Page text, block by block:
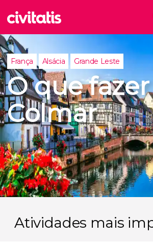
França Alsácia Grande Leste
O que
Colmar
Atividades mais